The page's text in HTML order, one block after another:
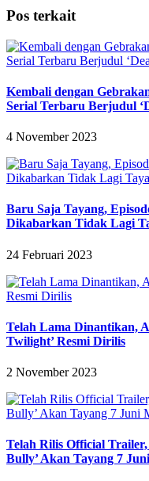
Pos terkait
Kembali dengan
Serial Terbaru Berjudul
4 November 2023
Baru Saja Tayang,
Dikabarkan Tidak Lagi
24 Februari 2023
Telah Lama Dinantikan,
Twilight’ Resmi Dirilis
2 November 2023
Telah Rilis Official
Bully’ Akan Tayang 7